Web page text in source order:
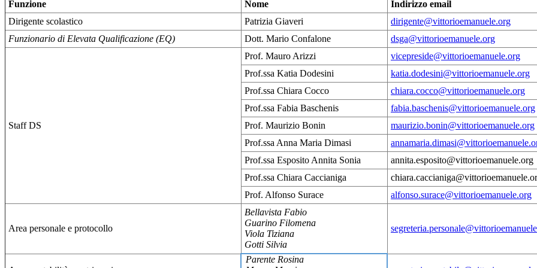
Funzione Nome
Indirizzo email
Dirigente scolastico
Patrizia Giaveri
dirigente@vittorioemanuele.org
Funzionario di Elevata Qualificazione (EQ)
Dott. Mario Confalone dsga@vittorioemanuele.org
Staff DS
Prof. Mauro Arizzi
vicepreside@vittorioemanuele.org
Prof.ssa Katia Dodesini
katia.dodesini@vittorioemanuele.org
Prof.ssa Chiara Cocco
chiara.cocco@vittorioemanuele.org
Prof.ssa Fabia Baschenis
fabia.baschenis@vittorioemanuele.org
Prof. Maurizio Bonin
maurizio.bonin@vittorioemanuele.org
Prof.ssa Anna Maria Dimasi
Prof.ssa Esposito Annita Sonia
annita.esposito@vittorioemanuele.org
Prof.ssa Chiara Caccianiga
Prof. Alfonso Surace
alfonso.surace@vittorioemanuele.org
Area personale e protocollo
Bellavista Fabio
Guarino Filomena
Viola Tiziana
Gotti Silvia
Parente Rosina